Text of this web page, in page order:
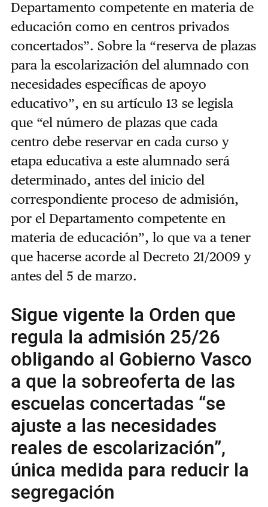
Departamento competente en materia de
educación como en centros privados
concertados”. Sobre la “reserva de plazas
para la escolarización del alumnado con
necesidades específicas de apoyo
educativo”, en su artículo 13 se legisla
que “el número de plazas que cada
centro debe reservar en cada curso y
etapa educativa a este alumnado será
determinado, antes del inicio del
correspondiente proceso de admisión,
por el Departamento competente en
materia de educación”, lo que va a tener
que hacerse acorde al Decreto 21/2009 y
antes del 5 de marzo.
Sigue vigente la Orden que
regula la admisión 25/26
obligando al Gobierno Vasco
a que la sobreoferta de las
escuelas concertadas “se
ajuste a las necesidades
reales de escolarización”,
única medida para reducir la
segregación